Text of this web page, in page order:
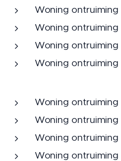
Woning ontruiming
Woning
Woning
Woning ontruiming
Woning ontruiming
Woning ontruiming
Woning ontruiming
Woning